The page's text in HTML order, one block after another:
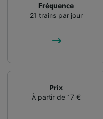
Fréquence
21 trains par jour
Prix
À partir de 17 €